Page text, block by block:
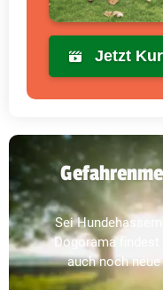
Jetzt
Sei
Dogorama findest
auch noch